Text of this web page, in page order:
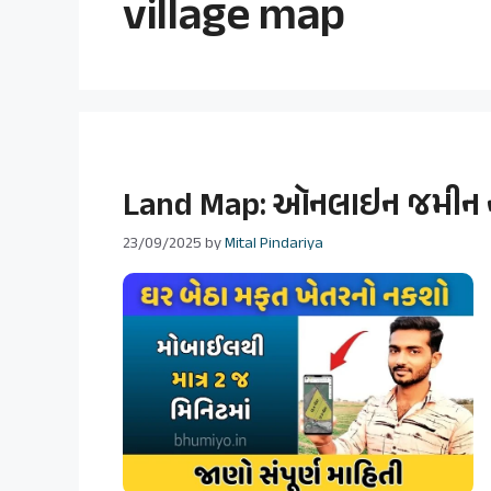
village map
Land Map: ઑનલાઇન જમીન
23/09/2025byMital Pindariya